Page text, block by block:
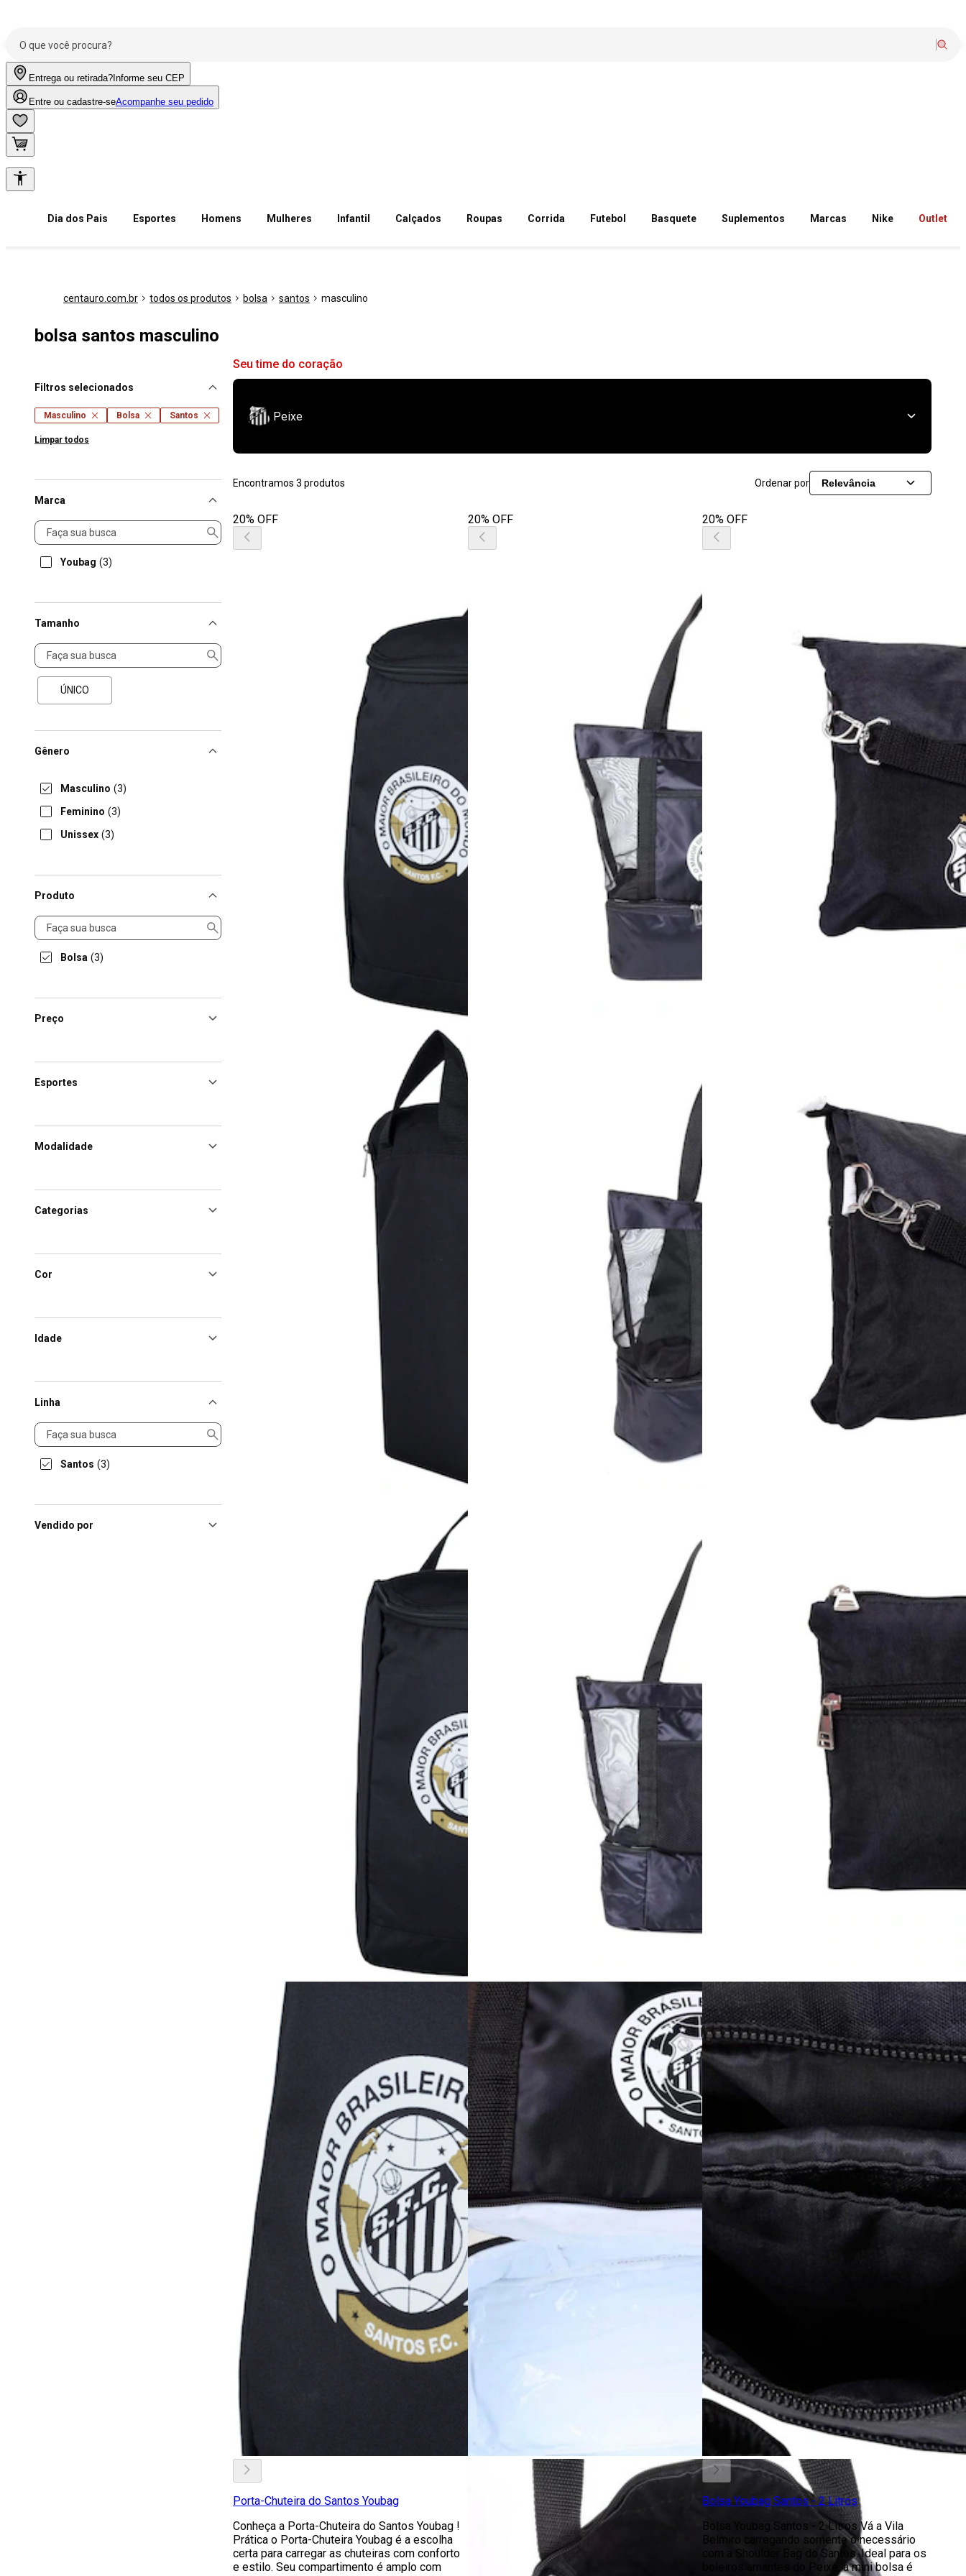
Entrega ou retirada? Informe seu CEP
Entre ou cadastre-seAcompanhe seu pedido
Dia dos Pais Esportes Homens Mulheres Infantil Calçados Roupas Corrida Futebol Basquete Suplementos Marcas Nike Outlet
centauro.com.br todos os produtos bolsa santos masculino
bolsa santos masculino
Filtros selecionados
Masculino Bolsa Santos
Limpar todos
Marca
Marca
Youbag (3)
Tamanho
Tamanho
ÚNICO
Gênero
Masculino (3)
Feminino (3)
Unissex (3)
Produto
Produto
Bolsa (3)
Preço
Esportes
Modalidade
Categorias
Cor
Idade
Linha
Linha
Santos (3)
Vendido por
Seu time do coração
Peixe
Encontramos 3 produtos Ordenar por Relevância
20% OFF
Porta-Chuteira do Santos Youbag
Conheça a Porta-Chuteira do Santos Youbag !
Prática o Porta-Chuteira Youbag é a escolha
certa para carregar as chuteiras com conforto
e estilo. Seu compartimento é amplo com
20% OFF 20% OFF
Bolsa Youbag Santos - 2 Litros
Bolsa Youbag Santos - 2 Litros Vá a Vila
Belmiro carregando somente o necessário
com a Shoulder Bag do Santos. Ideal para os
boleiros amantes do Peixe, a mini bolsa é